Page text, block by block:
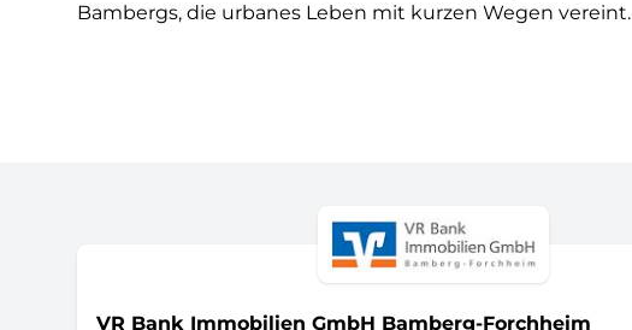
Bambergs, die urbanes Leben mit kurzen Wegen vereint.
VR Bank Immobilien GmbH Bamberg-Forchheim